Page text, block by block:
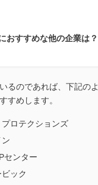
おすすめな他の企業は？
るのであれば、下記の
すめします。
ロテクションズ
センター
ック